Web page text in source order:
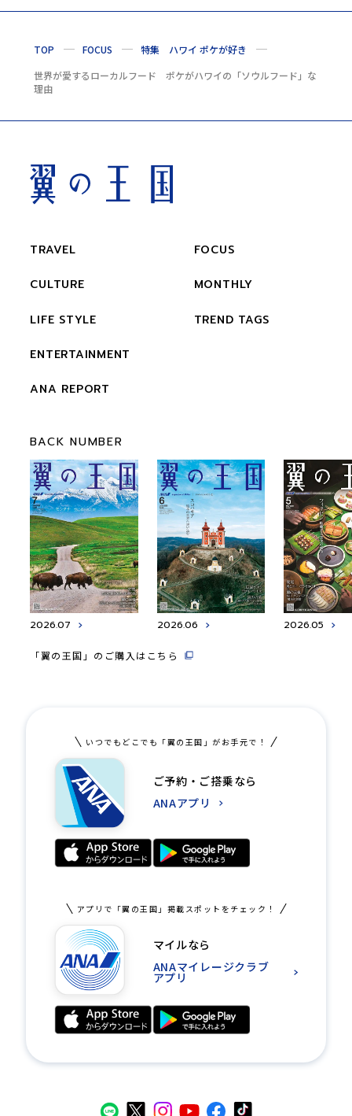
TOP FOCUS
特集 ハワイ ポケが好き
世界が愛するローカルフード ポケがハワイの「ソウルフード」な
理由
TRAVEL
CULTURE
LIFE STYLE
ENTERTAINMENT
ANA REPORT
FOCUS
MONTHLY
TREND TAGS
BACK NUMBER
2026.07 2026.06 2026.05
「翼の王国」のご購入はこちら
いつでもどこでも「翼の王国」がお手元で！
ご予約・ご搭乗なら
ANAアプリ
アプリで「翼の王国」掲載スポットをチェック！
マイルなら
ANAマイレージクラブ
アプリ